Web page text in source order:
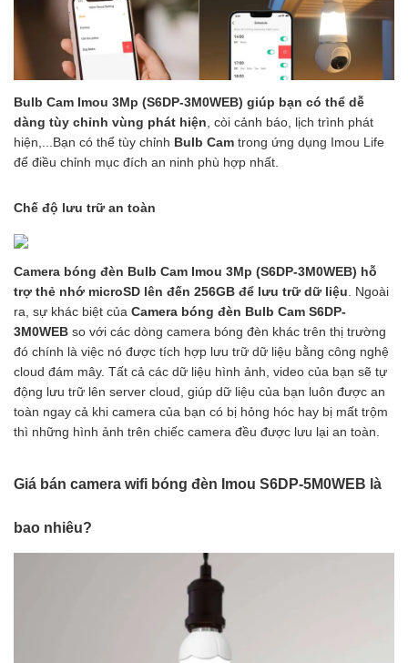
Bulb Cam Imou 3Mp (S6DP-3M0WEB) giúp bạn có thể dễ
dàng tùy chỉnh vùng phát hiện , còi cảnh báo, lịch trình phát
hiện,...Bạn có thể tùy chỉnh Bulb Cam trong ứng dụng Imou Life
để điều chỉnh mục đích an ninh phù hợp nhất.
Chế độ lưu trữ an toàn
Camera bóng đèn Bulb Cam Imou 3Mp (S6DP-3M0WEB) hỗ
trợ thẻ nhớ microSD lên đến 256GB để lưu trữ dữ liệu . Ngoài
ra, sự khác biệt của Camera bóng đèn Bulb Cam S6DP-
3M0WEB so với các dòng camera bóng đèn khác trên thị trường
đó chính là việc nó được tích hợp lưu trữ dữ liệu bằng công nghệ
cloud đám mây. Tất cả các dữ liệu hình ảnh, video của bạn sẽ tự
động lưu trữ lên server cloud, giúp dữ liệu của bạn luôn được an
toàn ngay cả khi camera của bạn có bị hỏng hóc hay bị mất trộm
thì những hình ảnh trên chiếc camera đều được lưu lại an toàn.
Giá bán camera wifi bóng đèn Imou S6DP-5M0WEB là
bao nhiêu?